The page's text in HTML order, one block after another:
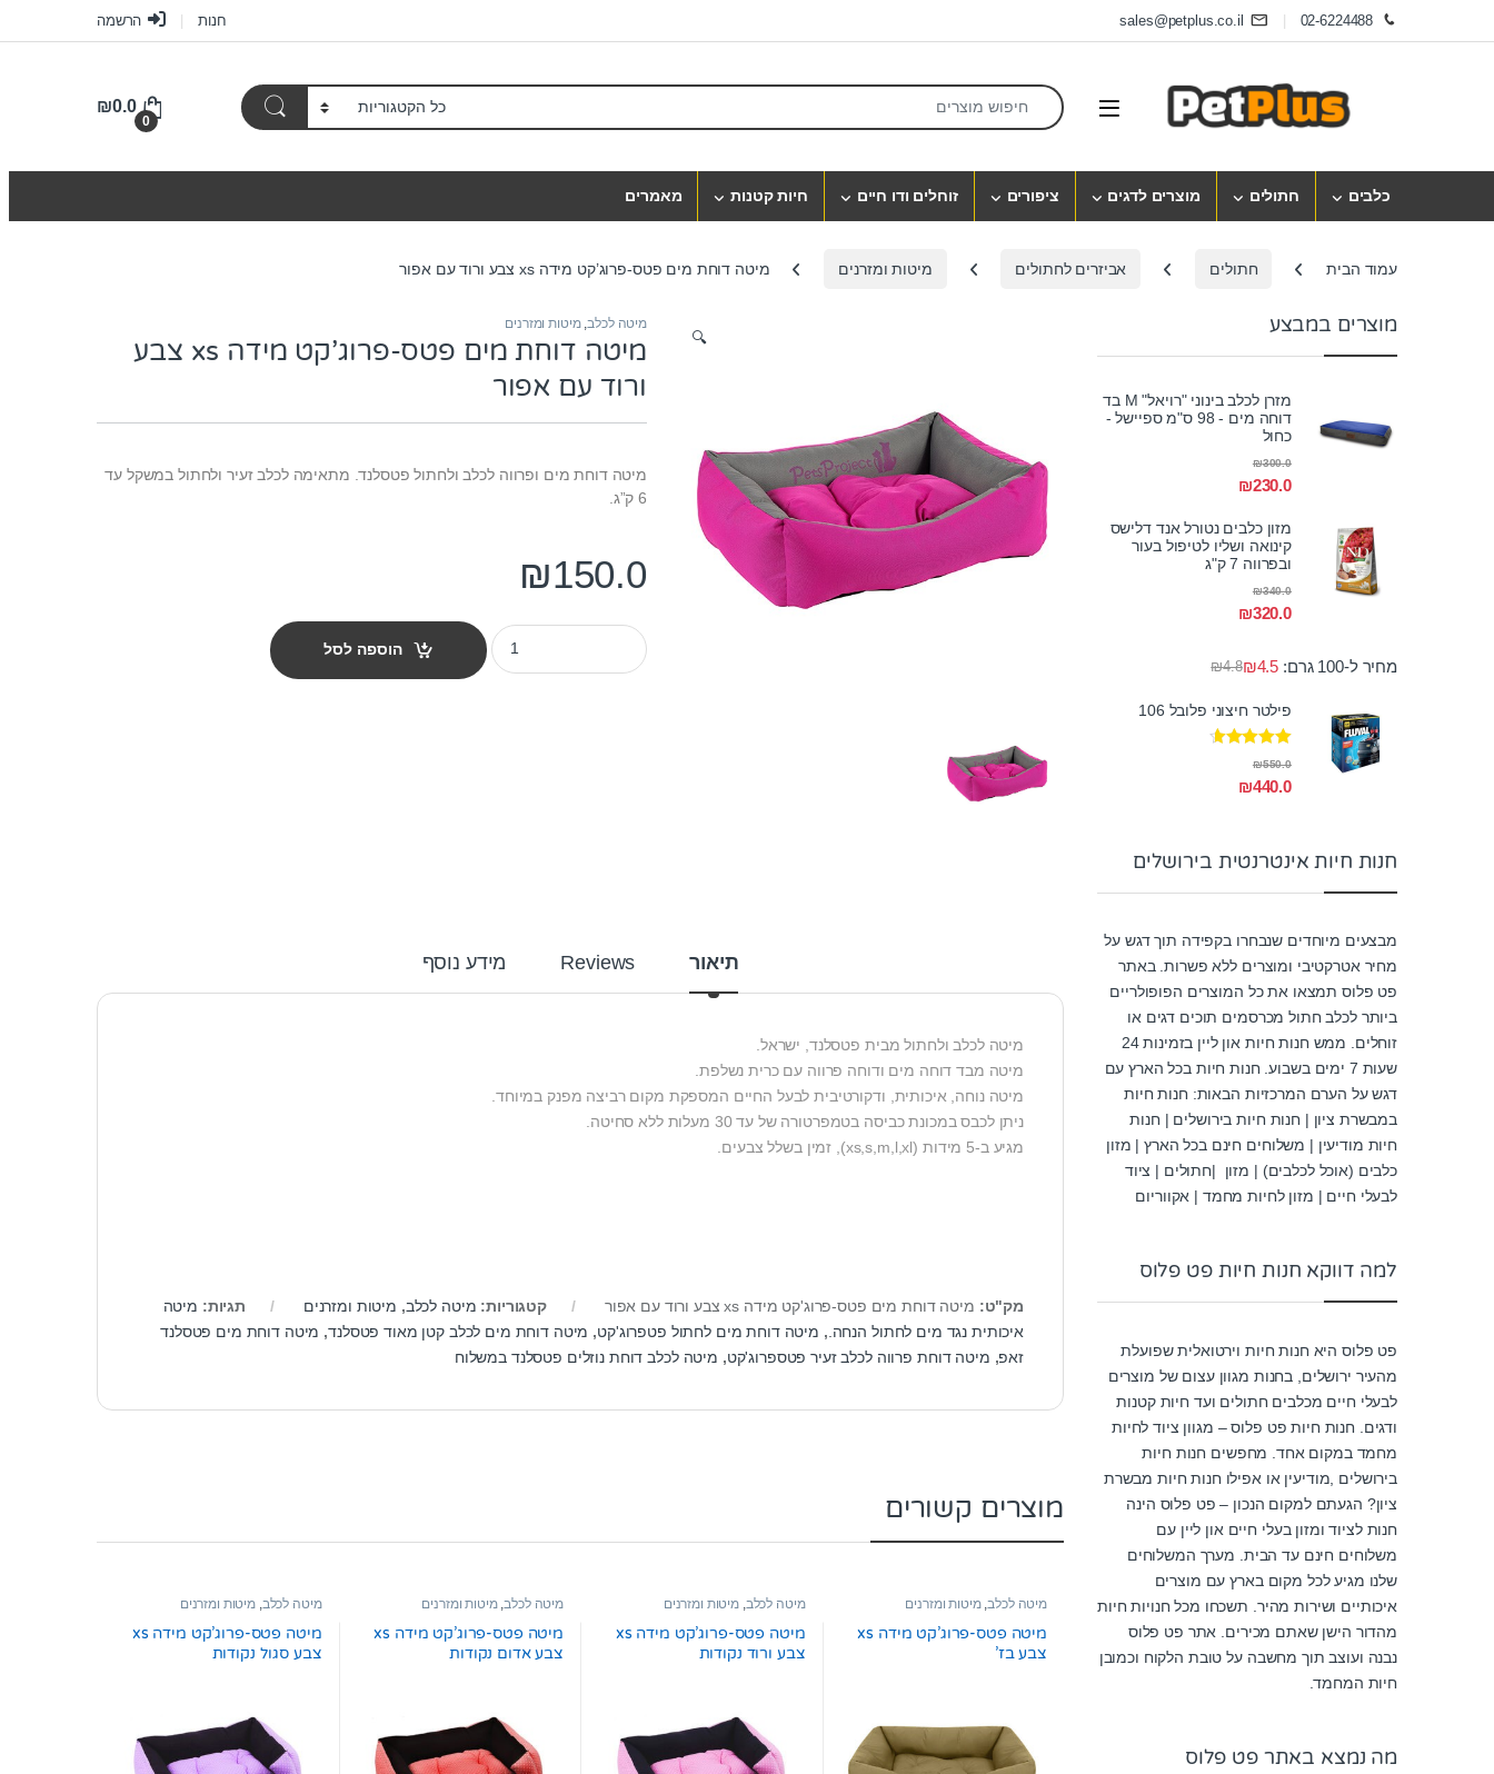
Skip to navigation
02-6224488
sales@petplus.co.il חנות הרשמה
Open
Search for:
0
₪0.0
כלבים חתולים מוצרים לדגים ציפורים זוחלים ודו חיים חיות קטנות מאמרים
עמוד הבית חתולים אביזרים לחתולים מיטות ומזרנים מיטה דוחת מים פטס-פרוג’קט מידה xs צבע ורוד עם אפור
🔍
מיטה לכלב,מיטות ומזרנים
מיטה דוחת מים פטס-פרוג’קט מידה xs צבע
ורוד עם אפור
מיטה דוחת מים ופרווה לכלב ולחתול פטסלנד. מתאימה לכלב זעיר ולחתול במשקל עד
6 ק”ג.
₪150.0
מיטה דוחת מים פטס-פרוג'קט מידה xs צבע ורוד עם אפור quantity
הוספה לסל
תיאור Reviews מידע נוסף
מיטה לכלב ולחתול מבית פטסלנד, ישראל.
מיטה מבד דוחה מים ודוחה פרווה עם כרית נשלפת.
מיטה נוחה, איכותית, ודקורטיבית לבעל החיים המספקת מקום רביצה מפנק במיוחד.
ניתן לכבס במכונת כביסה בטמפרטורה של עד 30 מעלות ללא סחיטה.
מגיע ב-5 מידות (xs,s,m,l,xl), זמין בשלל צבעים.
מק"ט: מיטה דוחת מים פטס-פרוג'קט מידה xs צבע ורוד עם אפור קטגוריות: מיטה לכלב, מיטות ומזרנים תגיות: מיטה
איכותית נגד מים לחתול הנחה. , מיטה דוחת מים לחתול פטפרוג'קט, מיטה דוחת מים לכלב קטן מאוד פטסלנד, מיטה דוחת מים פטסלנד
זאפ, מיטה דוחת פרווה לכלב זעיר פטספרוג'קט, מיטה לכלב דוחת נוזלים פטסלנד במשלוח
מוצרים קשורים
מיטה לכלב,מיטות ומזרנים
מיטה פטס-פרוג’קט מידה xs
צבע בז’
מיטה לכלב מיטות ומזרנים
מיטה פטס-פרוג’קט מידה xs
צבע ורוד נקודות
מיטה לכלב,מיטות ומזרנים
מיטה פטס-פרוג’קט מידה xs
צבע אדום נקודות
מיטה לכלב מיטות ומזרנים
מיטה פטס-פרוג’קט מידה xs
צבע סגול נקודות
מוצרים במבצע
מזרן לכלב בינוני "רויאל" M בד
דוחה מים - 98 ס"מ ספיישל -
כחול
₪230.0
₪300.0
מזון כלבים נטורל אנד דלישס
קינואה ושליו לטיפול בעור
ובפרווה 7 ק"ג
₪320.0
₪340.0
מחיר ל-100 גרם: ₪4.8₪4.5
פילטר חיצוני פלובל 106
דורג4.50
₪440.0
₪550.0
חנות חיות אינטרנטית בירושלים
מבצעים מיוחדים שנבחרו בקפידה תוך דגש על
מחיר אטרקטיבי ומוצרים ללא פשרות. באתר
פט פלוס תמצאו את כל המוצרים הפופולריים
ביותר לכלב חתול מכרסמים תוכים דגים או
זוחלים. ממש חנות חיות און ליין בזמינות 24
שעות 7 ימים בשבוע. חנות חיות בכל הארץ עם
דגש על הערם המרכזיות הבאות: חנות חיות
במבשרת ציון | חנות חיות בירושלים | חנות
חיות מודיעין | משלוחים חינם בכל הארץ | מזון
כלבים (אוכל לכלבים) | מזון |חתולים | ציוד
לבעלי חיים | מזון לחיות מחמד | אקווריום
למה דווקא חנות חיות פט פלוס
פט פלוס היא חנות חיות וירטואלית שפועלת
מהעיר ירושלים, בחנות מגוון עצום של מוצרים
לבעלי חיים מכלבים חתולים ועד חיות קטנות
ודגים. חנות חיות פט פלוס – מגוון ציוד לחיות
מחמד במקום אחד. מחפשים חנות חיות
בירושלים ,מודיעין או אפילו חנות חיות מבשרת
ציון? הגעתם למקום הנכון – פט פלוס הינה
חנות לציוד ומזון בעלי חיים און ליין עם
משלוחים חינם עד הבית. מערך המשלוחים
שלנו מגיע לכל מקום בארץ עם מוצרים
איכותיים ושירות מהיר. תשכחו מכל חנויות חיות
מהדור הישן שאתם מכירים. אתר פט פלוס
נבנה ועוצב תוך מחשבה על טובת הלקוח וכמובן
חיות המחמד.
מה נמצא באתר פט פלוס